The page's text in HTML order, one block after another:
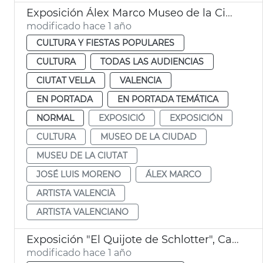
Exposición Álex Marco Museo de la Ciudad
modificado hace 1 año
CULTURA Y FIESTAS POPULARES
CULTURA
TODAS LAS AUDIENCIAS
CIUTAT VELLA
VALENCIA
EN PORTADA
EN PORTADA TEMÁTICA
NORMAL
EXPOSICIÓ
EXPOSICIÓN
CULTURA
MUSEO DE LA CIUDAD
MUSEU DE LA CIUTAT
JOSÉ LUIS MORENO
ÁLEX MARCO
ARTISTA VALENCIÀ
ARTISTA VALENCIANO
Exposición "El Quijote de Schlotter", Casa Museo Blasco Ibáñez
modificado hace 1 año